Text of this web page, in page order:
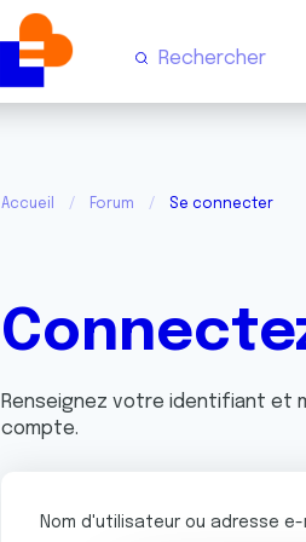
Accueil Forum Se connecter
Renseignez votre identifiant et
compte.
Nom d'utilisateur ou adresse e-